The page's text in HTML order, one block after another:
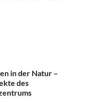
in der Natur –
des